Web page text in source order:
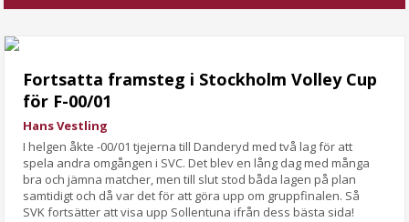
Fortsatta framsteg i Stockholm Volley Cup
för F-00/01
Hans Vestling
I helgen åkte -00/01 tjejerna till Danderyd med två lag för att
spela andra omgången i SVC. Det blev en lång dag med många
bra och jämna matcher, men till slut stod båda lagen på plan
samtidigt och då var det för att göra upp om gruppfinalen. Så
SVK fortsätter att visa upp Sollentuna ifrån dess bästa sida!